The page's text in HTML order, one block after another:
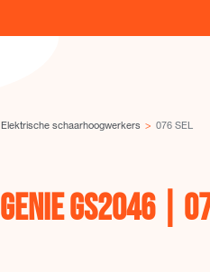
Elektrische schaarhoogwerkers 076 SEL
GENIE GS2046 |